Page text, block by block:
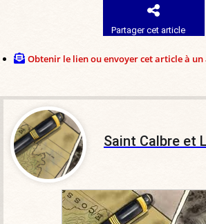
Partager cet article
Obtenir le lien ou envoyer cet article à un
Saint Calbre et